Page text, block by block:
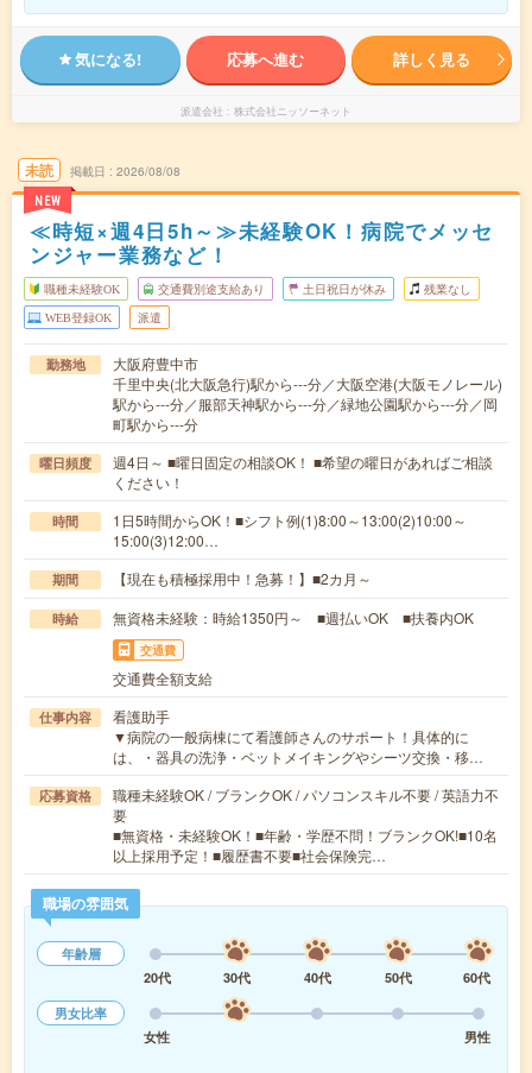
気になる! 応募へ進む 詳しく見る
派遣会社 株式会社ニッソーネット
未読
NEW
掲載日 2026/08/08
≪時短×週4日5h～≫未経験OK！病院でメッセ
ンジャー業務など！
職種未経験OK 交通費別途支給あり 土日祝日が休み 残業なし
WEB登録OK 派遣
勤務地
大阪府豊中市
千里中央(北大阪急行)駅から---分／大阪空港(大阪モノレール)
駅から---分／服部天神駅から---分／緑地公園駅から---分／岡
町駅から---分
曜日頻度
週4日～ ■曜日固定の相談OK！ ■希望の曜日があればご相談
ください！
時間
1日5時間からOK！■シフト例(1)8:00～13:00(2)10:00～
15:00(3)12:00…
期間 【現在も積極採用中！急募！】■2カ月～
時給 無資格未経験：時給1350円～ ■週払いOK ■扶養内OK
交通費
交通費全額支給
仕事内容
看護助手
▼病院の一般病棟にて看護師さんのサポート！具体的に
は、・器具の洗浄・ベットメイキングやシーツ交換・移…
応募資格
職種未経験OK / ブランクOK / パソコンスキル不要 / 英語力不
要
■無資格・未経験OK！■年齢・学歴不問！ブランクOK!■10名
以上採用予定！■履歴書不要■社会保険完…
職場の雰囲気
年齢層
20代
30代 40代 50代
60代
男女比率
女性
男性